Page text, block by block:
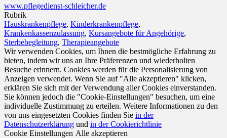
www.pflegedienst-schleicher.de
Rubrik
Hauskrankenpflege, Kinderkrankenpflege,
Krankenkassenzulassung, Kursangebote für Angehörige,
Sterbebegleitung, Therapieangebote
Wir verwenden Cookies, um Ihnen die bestmögliche Erfahrung zu
bieten, indem wir uns an Ihre Präferenzen und wiederholten
Besuche erinnern. Cookies werden für die Personalisierung von
Anzeigen verwendet. Wenn Sie auf "Alle akzeptieren" klicken,
erklären Sie sich mit der Verwendung aller Cookies einverstanden.
Sie können jedoch die "Cookie-Einstellungen" besuchen, um eine
individuelle Zustimmung zu erteilen. Weitere Informationen zu den
von uns eingesetzten Cookies finden Sie in der
Datenschutzerklärung und in der Cookierichtlinie
Cookie Einstellungen Alle akzeptieren